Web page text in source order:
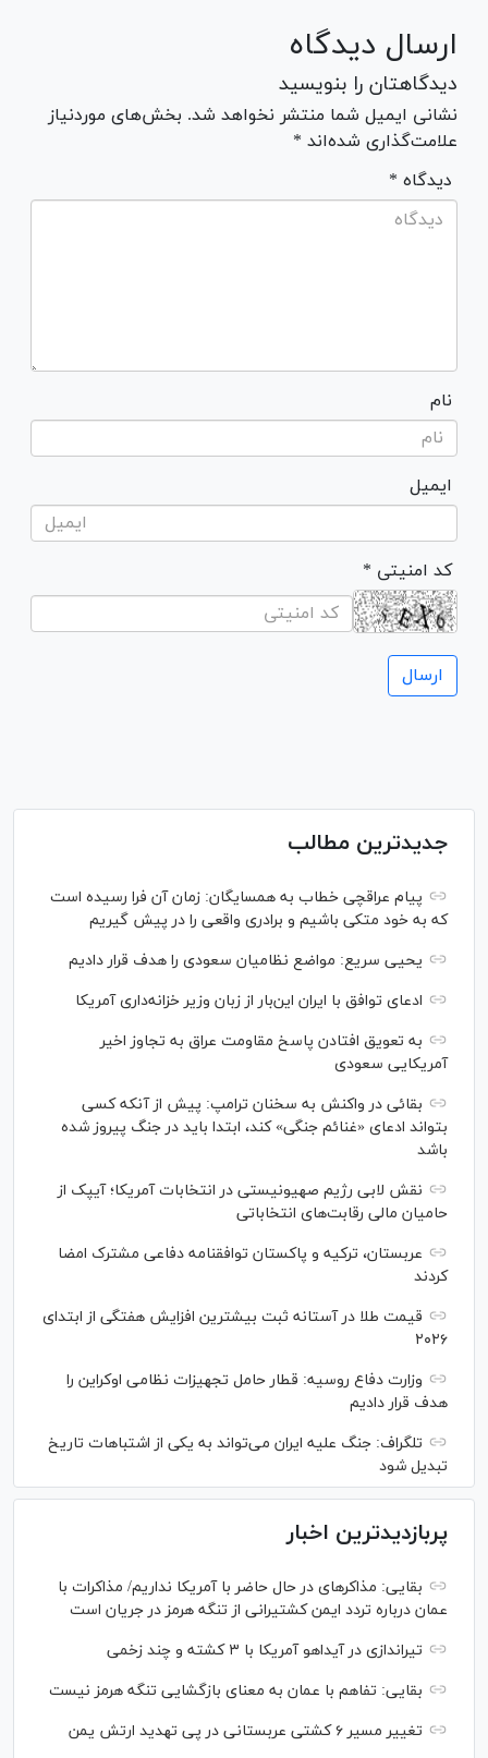
ارسال دیدگاه
دیدگاهتان را بنویسید
نشانی ایمیل شما منتشر نخواهد شد. بخش‌های موردنیاز
علامت‌گذاری شده‌اند *
* دیدگاه
نام
ایمیل
* کد امنیتی
جدیدترین مطالب
پیام عراقچی خطاب به همسایگان: زمان آن فرا رسیده است
که به خود متکی باشیم و برادری واقعی را در پیش گیریم
یحیی سریع: مواضع نظامیان سعودی را هدف قرار دادیم
ادعای توافق با ایران این‌بار از زبان وزیر خزانه‌داری آمریکا
به تعویق افتادن پاسخ مقاومت عراق به تجاوز اخیر
آمریکایی سعودی
بقائی در واکنش به سخنان ترامپ: پیش از آنکه کسی
بتواند ادعای «غنائم جنگی» کند، ابتدا باید در جنگ پیروز شده
باشد
نقش لابی رژیم صهیونیستی در انتخابات آمریکا؛ آیپک از
حامیان مالی رقابت‌های انتخاباتی
عربستان، ترکیه و پاکستان توافقنامه دفاعی مشترک امضا
کردند
قیمت طلا در آستانه ثبت بیشترین افزایش هفتگی از ابتدای
۲۰۲۶
وزارت دفاع روسیه: قطار حامل تجهیزات نظامی اوکراین را
هدف قرار دادیم
تلگراف: جنگ علیه ایران می‌تواند به یکی از اشتباهات تاریخ
تبدیل شود
پربازدیدترین اخبار
بقایی: مذاکره‎ای در حال حاضر با آمریکا نداریم/ مذاکرات با
عمان درباره تردد ایمن کشتیرانی از تنگه هرمز در جریان است
تیراندازی در آیداهو آمریکا با ۳ کشته و چند زخمی
بقایی: تفاهم با عمان به معنای بازگشایی تنگه هرمز نیست
تغییر مسیر ۶ کشتی عربستانی در پی تهدید ارتش یمن